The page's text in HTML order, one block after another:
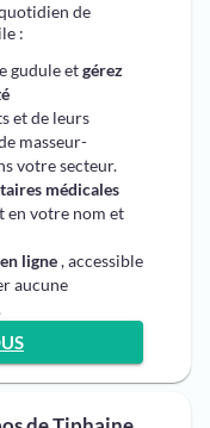
de
:
gudule etgérez
et de leurs
masseur-
votre secteur.
médicales
en votre nom et
ligne, accessible
aucune